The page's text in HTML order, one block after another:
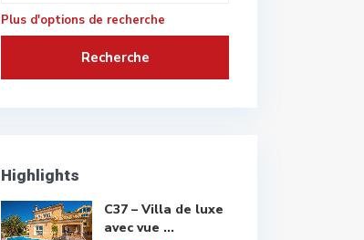
Plus d'options de recherche
Recherche
Highlights
C37 – Villa de luxe
avec vue ...